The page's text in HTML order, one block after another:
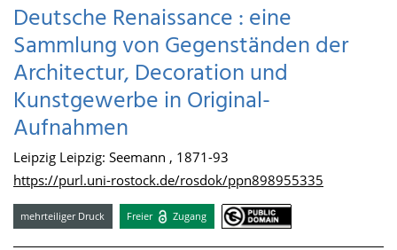
Deutsche Renaissance : eine
Sammlung von Gegenständen der
Architectur, Decoration und
Kunstgewerbe in Original-
Aufnahmen
Leipzig Leipzig: Seemann , 1871-93
https://purl.uni-rostock.de/rosdok/ppn898955335
mehrteiliger Druck Freier Zugang